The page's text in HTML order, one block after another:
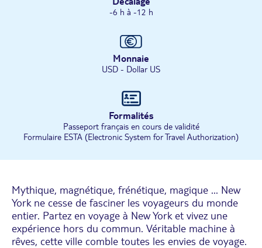
-6 h à -12 h
Monnaie
USD - Dollar US
Formalités
Passeport français en cours de validité
Formulaire ESTA (Electronic System for Travel Authorization)
Mythique, magnétique, frénétique, magique ... New
York ne cesse de fasciner les voyageurs du monde
entier. Partez en voyage à New York et vivez une
expérience hors du commun. Véritable machine à
rêves, cette ville comble toutes les envies de voyage.